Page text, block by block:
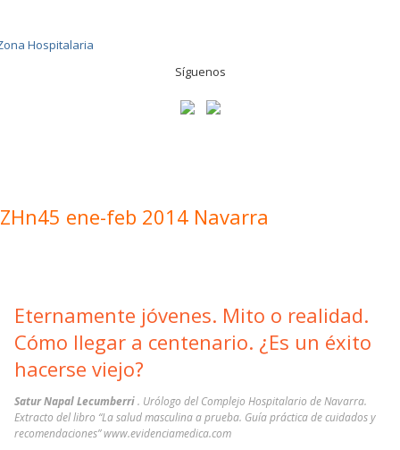
Síguenos
ZHn45 ene-feb 2014 Navarra
Eternamente jóvenes. Mito o realidad.
Cómo llegar a centenario. ¿Es un éxito
hacerse viejo?
Satur Napal Lecumberri. Urólogo del Complejo Hospitalario de Navarra.
Extracto del libro “La salud masculina a prueba. Guía práctica de cuidados y
recomendaciones” www.evidenciamedica.com